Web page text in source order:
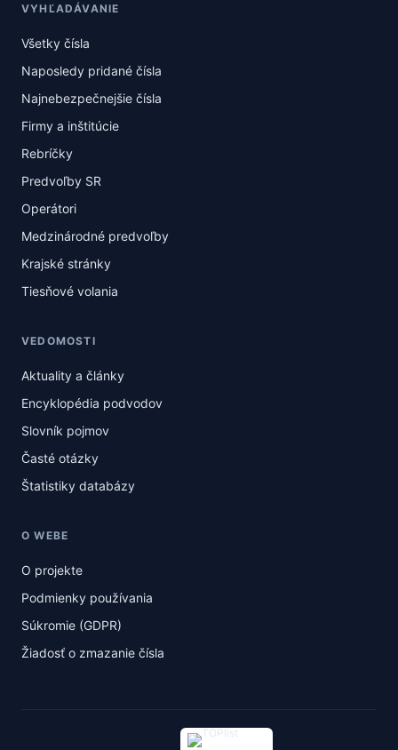
VYHĽADÁVANIE
Všetky čísla
Naposledy pridané čísla
Najnebezpečnejšie čísla
Firmy a inštitúcie
Rebríčky
Predvoľby SR
Operátori
Medzinárodné predvoľby
Krajské stránky
Tiesňové volania
VEDOMOSTI
Aktuality a články
Encyklopédia podvodov
Slovník pojmov
Časté otázky
Štatistiky databázy
O WEBE
O projekte
Podmienky používania
Súkromie (GDPR)
Žiadosť o zmazanie čísla